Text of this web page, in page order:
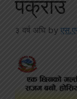
पक्राउ
३ वर्ष अघि by